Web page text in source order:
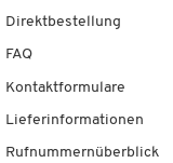
Direktbestellung
FAQ
Kontaktformulare
Lieferinformationen
Rufnummernüberblick